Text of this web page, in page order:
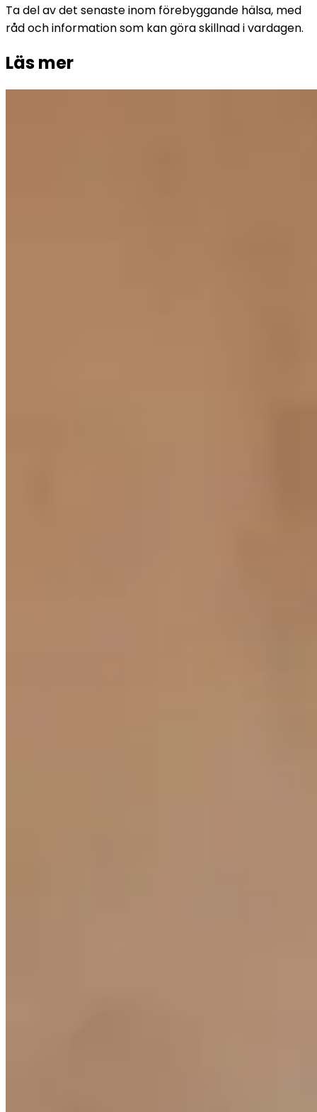
Ta del av det senaste inom förebyggande hälsa, med
råd och information som kan göra skillnad i vardagen.
Läs mer